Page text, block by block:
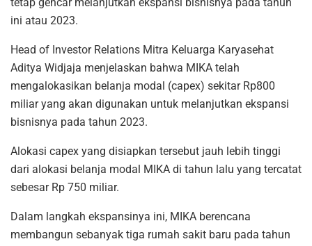
ini atau 2023.
Head of Investor Relations Mitra Keluarga Karyasehat
Aditya Widjaja menjelaskan bahwa MIKA telah
mengalokasikan belanja modal (capex) sekitar Rp800
miliar yang akan digunakan untuk melanjutkan ekspansi
bisnisnya pada tahun 2023.
Alokasi capex yang disiapkan tersebut jauh lebih tinggi
dari alokasi belanja modal MIKA di tahun lalu yang tercatat
sebesar Rp 750 miliar.
Dalam langkah ekspansinya ini, MIKA berencana
membangun sebanyak tiga rumah sakit baru pada tahun